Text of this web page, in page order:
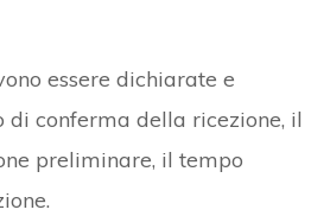
essere dichiarate e
di conferma della ricezione, il
preliminare, il tempo